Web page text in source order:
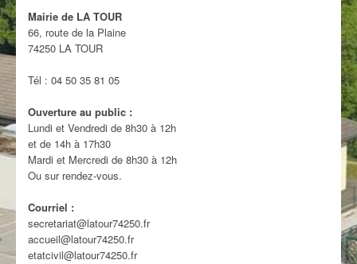
Mairie de LA TOUR
66, route de la Plaine
74250 LA TOUR
Tél : 04 50 35 81 05
Ouverture au public :
Lundi et Vendredi de 8h30 à 12h
et de 14h à 17h30
Mardi et Mercredi de 8h30 à 12h
Ou sur rendez-vous.
Courriel :
secretariat@latour74250.fr
accueil@latour74250.fr
etatcivil@latour74250.fr